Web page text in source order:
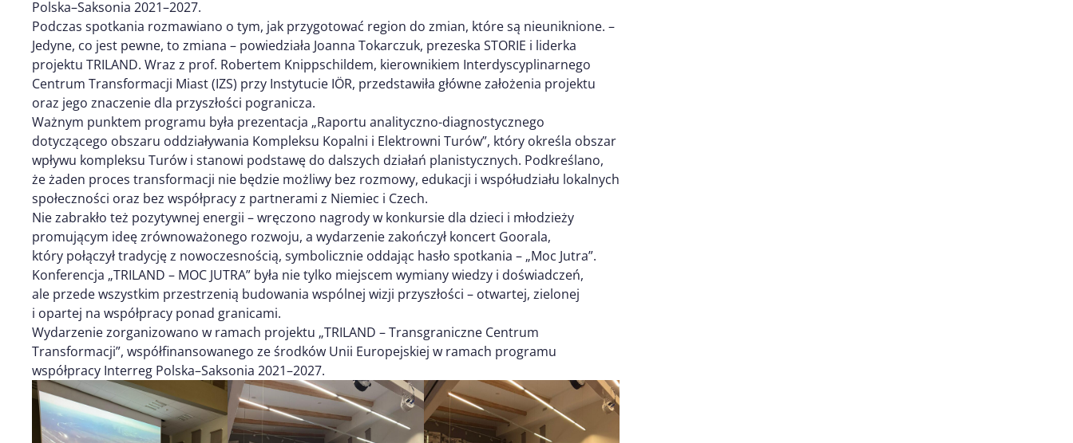
Polska–Saksonia 2021–2027.
Podczas spotkania rozmawiano o tym, jak przygotować region do zmian, które są nieuniknione. –
Jedyne, co jest pewne, to zmiana – powiedziała Joanna Tokarczuk, prezeska STORIE i liderka
projektu TRILAND. Wraz z prof. Robertem Knippschildem, kierownikiem Interdyscyplinarnego
Centrum Transformacji Miast (IZS) przy Instytucie IÖR, przedstawiła główne założenia projektu
oraz jego znaczenie dla przyszłości pogranicza.
Ważnym punktem programu była prezentacja „Raportu analityczno-diagnostycznego
dotyczącego obszaru oddziaływania Kompleksu Kopalni i Elektrowni Turów”, który określa obszar
wpływu kompleksu Turów i stanowi podstawę do dalszych działań planistycznych. Podkreślano,
że żaden proces transformacji nie będzie możliwy bez rozmowy, edukacji i współudziału lokalnych
społeczności oraz bez współpracy z partnerami z Niemiec i Czech.
Nie zabrakło też pozytywnej energii – wręczono nagrody w konkursie dla dzieci i młodzieży
promującym ideę zrównoważonego rozwoju, a wydarzenie zakończył koncert Goorala,
który połączył tradycję z nowoczesnością, symbolicznie oddając hasło spotkania – „Moc Jutra”.
Konferencja „TRILAND – MOC JUTRA” była nie tylko miejscem wymiany wiedzy i doświadczeń,
ale przede wszystkim przestrzenią budowania wspólnej wizji przyszłości – otwartej, zielonej
i opartej na współpracy ponad granicami.
Wydarzenie zorganizowano w ramach projektu „TRILAND – Transgraniczne Centrum
Transformacji”, współfinansowanego ze środków Unii Europejskiej w ramach programu
współpracy Interreg Polska–Saksonia 2021–2027.